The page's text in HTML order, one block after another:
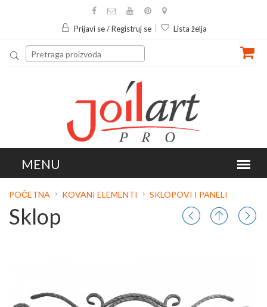
Prijavi se / Registruj se Lista želja
POČETNA KOVANI ELEMENTI SKLOPOVI I PANELI
Sklop